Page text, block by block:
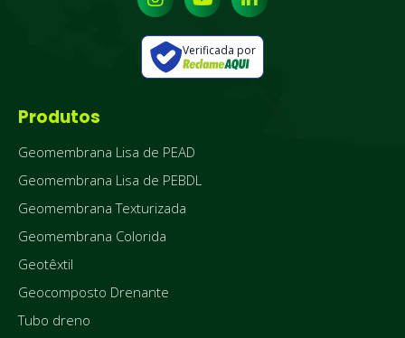
Verificada por
Produtos
Geomembrana Lisa de PEAD
Geomembrana Lisa de PEBDL
Geomembrana Texturizada
Geomembrana Colorida
Geotêxtil
Geocomposto Drenante
Tubo dreno